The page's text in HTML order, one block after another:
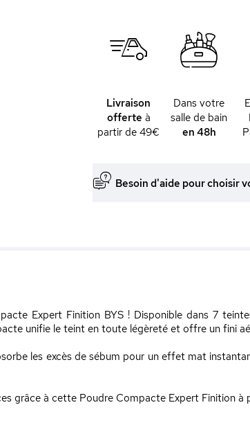
Livraison
offerte à
partir de 49€
Dans votre
salle de bain
en 48h
Besoin d'aide pour choisir
Expert Finition BYS ! Disponible dans 7
unifie le teint en toute légèreté et offre un fini
les excès de sébum pour un effet mat
grâce à cette Poudre Compacte Expert Finition à